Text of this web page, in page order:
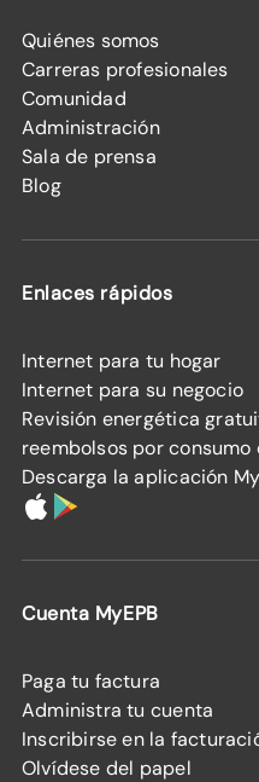
Quiénes somos
Carreras profesionales
Comunidad
Administración
Sala de prensa
Blog
Enlaces rápidos
Internet para tu hogar
Internet para su negocio
Revisión energética
reembolsos por consumo
Descarga la aplicación
Cuenta MyEPB
Paga tu factura
Administra tu cuenta
Inscribirse en la
Olvídese del papel